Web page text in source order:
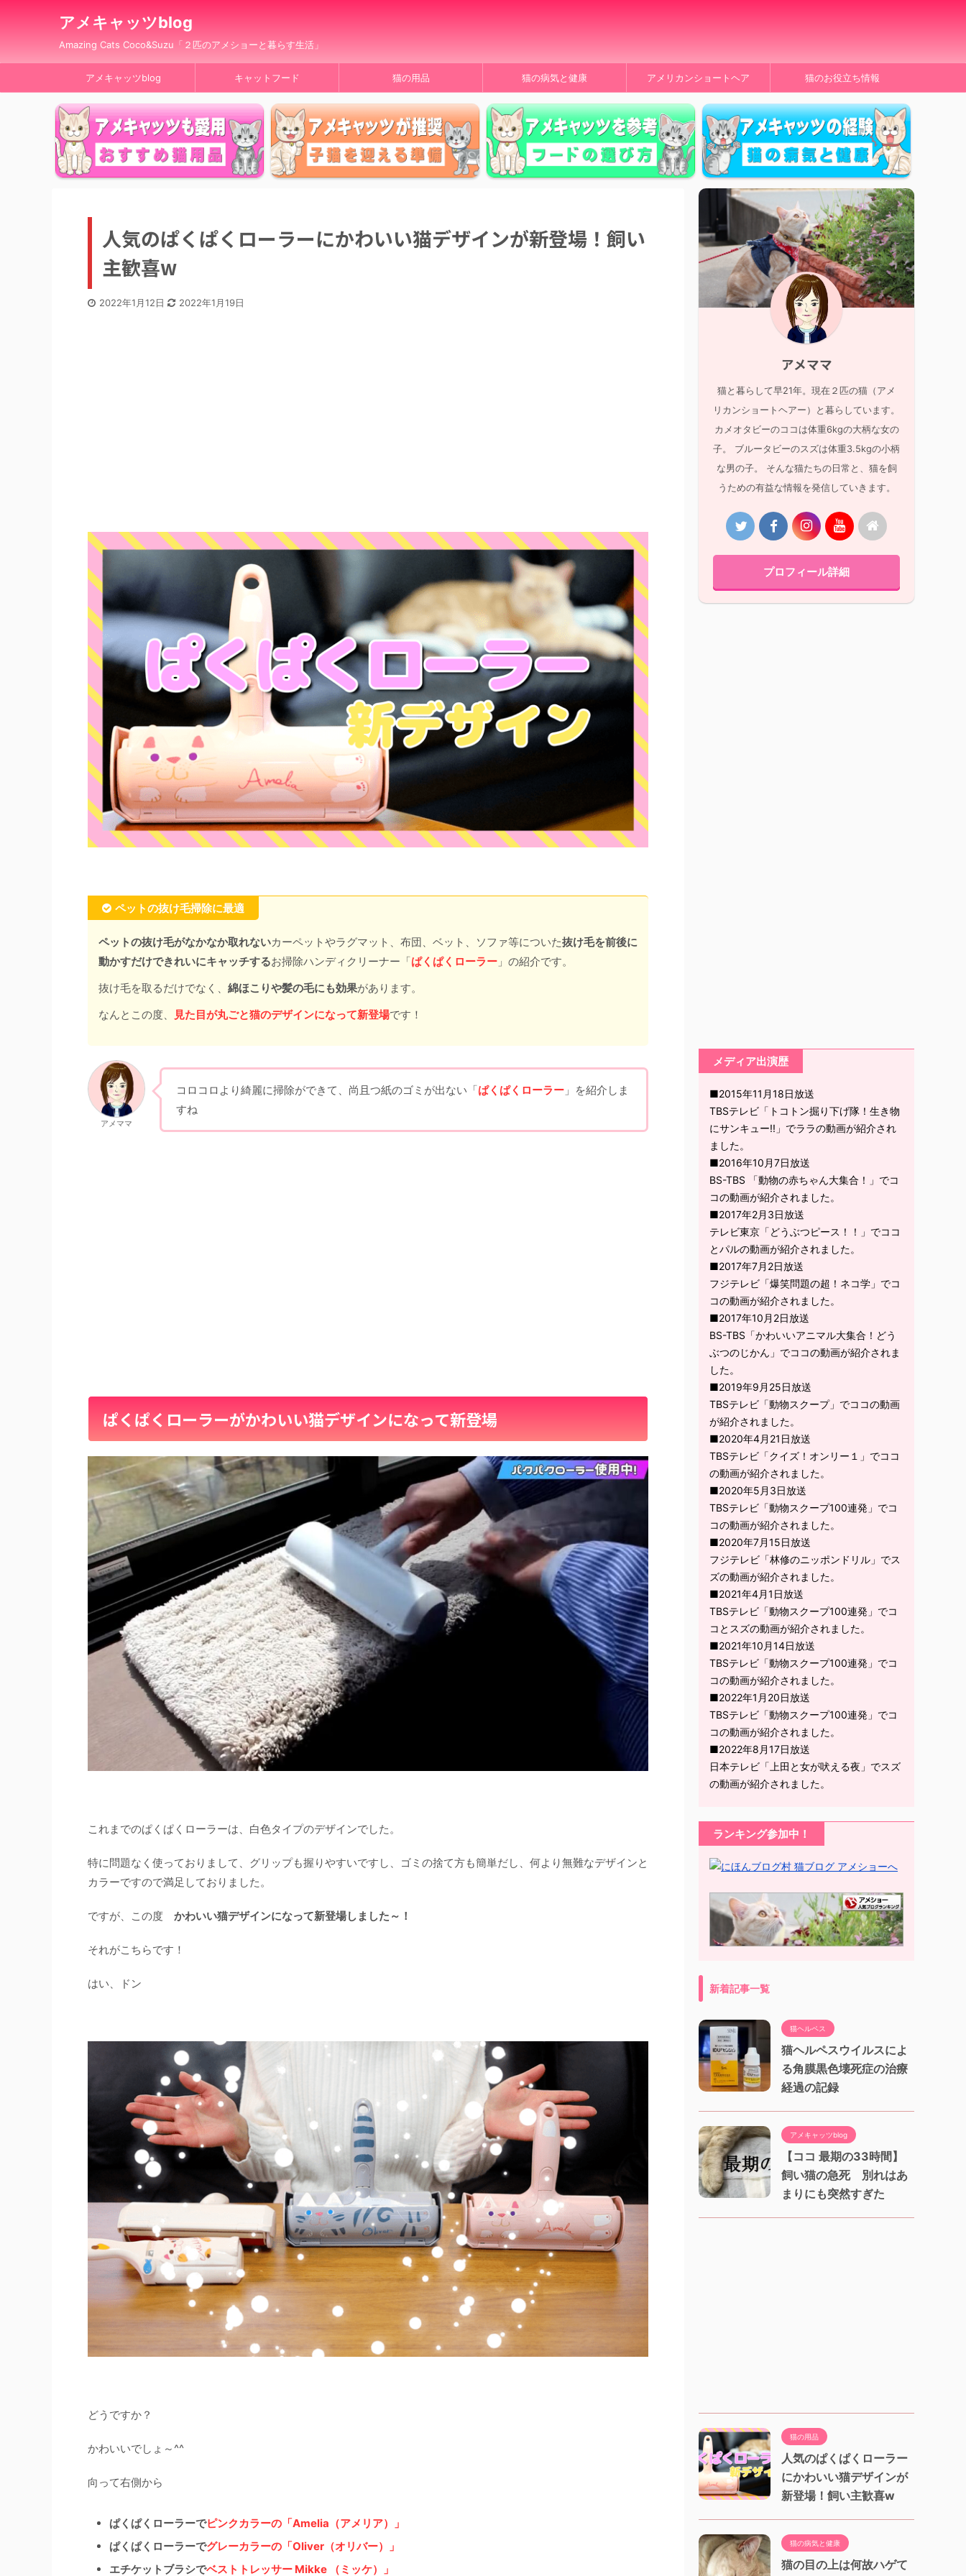
アメキャッツblog
Amazing Cats Coco&Suzu「２匹のアメショーと暮らす生活」
アメキャッツblog キャットフード 猫の用品 猫の病気と健康 アメリカンショートヘア 猫のお役立ち情報
人気のぱくぱくローラーにかわいい猫デザインが新登場！飼い
主歓喜w
2022年1月12日 2022年1月19日
ペットの抜け毛掃除に最適
ペットの抜け毛がなかなか取れないカーペットやラグマット、布団、ベット、ソファ等についた抜け毛を前後に
動かすだけできれいにキャッチするお掃除ハンディクリーナー「ぱくぱくローラー 」の紹介です。
抜け毛を取るだけでなく、 綿ほこりや髪の毛にも効果があります。
なんとこの度、
見た目が丸ごと猫のデザインになって新登場です！
アメママ
コロコロより綺麗に掃除ができて、尚且つ紙のゴミが出ない「ぱくぱくローラー 」を紹介しま
すね
ぱくぱくローラーがかわいい猫デザインになって新登場
これまでのぱくぱくローラーは、白色タイプのデザインでした。
特に問題なく使っておりまして、グリップも握りやすいですし、ゴミの捨て方も簡単だし、何より無難なデザインと
カラーですので満足しておりました。
ですが、この度 かわいい猫デザインになって新登場しました～！
それがこちらです！
はい、ドン
どうですか？
かわいいでしょ～^^
向って右側から
ぱくぱくローラーでピンクカラーの「Amelia（アメリア）」
ぱくぱくローラーでグレーカラーの「Oliver（オリバー）」
エチケットブラシでベストトレッサー Mikke （ミッケ）」
アメママ
猫と暮らして早21年。現在２匹の猫（アメ
リカンショートヘアー）と暮らしています。
カメオタビーのココは体重6kgの大柄な女の
子。 ブルータビーのスズは体重3.5kgの小柄
な男の子。 そんな猫たちの日常と、猫を飼
うための有益な情報を発信していきます。
プロフィール詳細
メディア出演歴
■2015年11月18日放送
TBSテレビ「トコトン掘り下げ隊！生き物
にサンキュー!!」でララの動画が紹介され
ました。
■2016年10月7日放送
BS-TBS 「動物の赤ちゃん大集合！」でコ
コの動画が紹介されました。
■2017年2月3日放送
テレビ東京「どうぶつピース！！」でココ
とパルの動画が紹介されました。
■2017年7月2日放送
フジテレビ「爆笑問題の超！ネコ学」でコ
コの動画が紹介されました。
■2017年10月2日放送
BS-TBS「かわいいアニマル大集合！どう
ぶつのじかん」でココの動画が紹介されま
した。
■2019年9月25日放送
TBSテレビ「動物スクープ」でココの動画
が紹介されました。
■2020年4月21日放送
TBSテレビ「クイズ！オンリー１」でココ
の動画が紹介されました。
■2020年5月3日放送
TBSテレビ「動物スクープ100連発」でコ
コの動画が紹介されました。
■2020年7月15日放送
フジテレビ「林修のニッポンドリル」でス
ズの動画が紹介されました。
■2021年4月1日放送
TBSテレビ「動物スクープ100連発」でコ
コとスズの動画が紹介されました。
■2021年10月14日放送
TBSテレビ「動物スクープ100連発」でコ
コの動画が紹介されました。
■2022年1月20日放送
TBSテレビ「動物スクープ100連発」でコ
コの動画が紹介されました。
■2022年8月17日放送
日本テレビ「上田と女が吠える夜」でスズ
の動画が紹介されました。
ランキング参加中！
新着記事一覧
猫ヘルペス
猫ヘルペスウイルスによ
る角膜黒色壊死症の治療
経過の記録
アメキャッツblog
【ココ 最期の33時間】
飼い猫の急死 別れはあ
まりにも突然すぎた
猫の用品
人気のぱくぱくローラー
にかわいい猫デザインが
新登場！飼い主歓喜w
猫の病気と健康
猫の目の上は何故ハゲて